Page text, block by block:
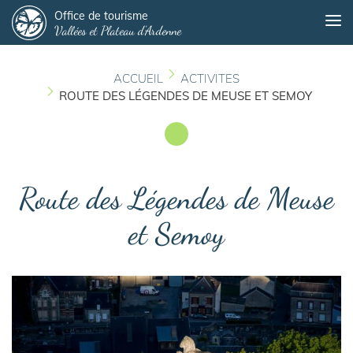
au
contenu
Office de tourisme
Vallées et Plateau d'Ardenne
ACCUEIL
ACTIVITES
ROUTE DES LÉGENDES DE MEUSE ET SEMOY
Route des Légendes de Meuse
et Semoy
Panneau de gestion des cookies